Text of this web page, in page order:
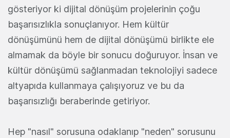
gösteriyor ki dijital dönüşüm projelerinin çoğu
başarısızlıkla sonuçlanıyor. Hem kültür
dönüşümünü hem de dijital dönüşümü birlikte ele
almamak da böyle bir sonucu doğuruyor. İnsan ve
kültür dönüşümü sağlanmadan teknolojiyi sadece
altyapıda kullanmaya çalışıyoruz ve bu da
başarısızlığı beraberinde getiriyor.
Hep "nasıl" sorusuna odaklanıp "neden" sorusunu